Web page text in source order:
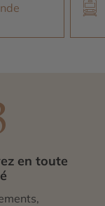
en toute